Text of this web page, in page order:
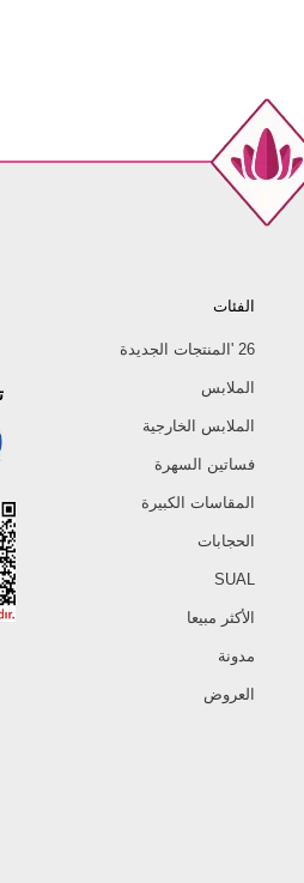
الفئات
26 'المنتجات الجديدة
الملابس
الملابس الخارجية
فساتين السهرة
المقاسات الكبيرة
الحجابات
SUAL
الأكثر مبيعا
مدونة
العروض